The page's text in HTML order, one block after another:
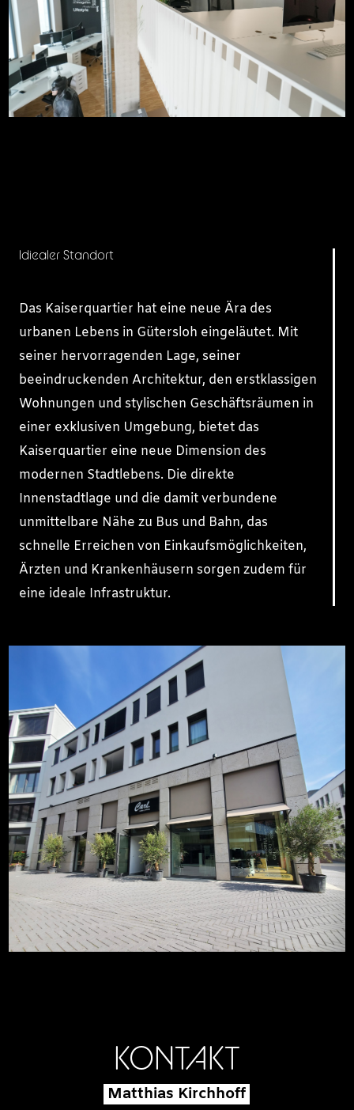
Idiealer Standort
Das Kaiserquartier hat eine neue Ära des
urbanen Lebens in Gütersloh eingeläutet. Mit
seiner hervorragenden Lage, seiner
beeindruckenden Architektur, den erstklassigen
Wohnungen und stylischen Geschäftsräumen in
einer exklusiven Umgebung, bietet das
Kaiserquartier eine neue Dimension des
modernen Stadtlebens. Die direkte
Innenstadtlage und die damit verbundene
unmittelbare Nähe zu Bus und Bahn, das
schnelle Erreichen von Einkaufsmöglichkeiten,
Ärzten und Krankenhäusern sorgen zudem für
eine ideale Infrastruktur.
KONTAKT
Matthias Kirchhoff